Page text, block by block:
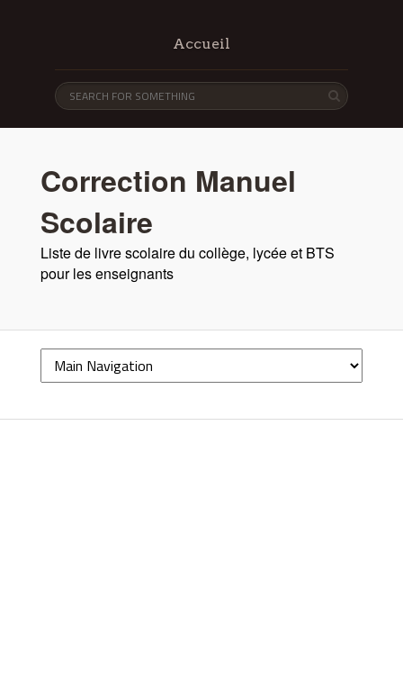
Accueil
Correction Manuel
Scolaire
Liste de livre scolaire du collège, lycée et BTS
pour les enseignants